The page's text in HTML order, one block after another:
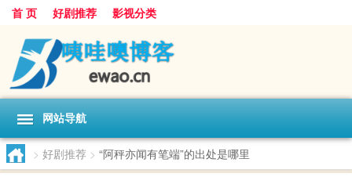
首 页 好剧推荐 影视分类
网站导航
> 好剧推荐 > “阿秤亦闻有笔端”的出处是哪里